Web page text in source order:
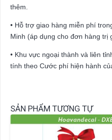
thêm.
• Hỗ trợ giao hàng miễn phí
Minh (áp dụng cho đơn hàng trị
• Khu vực ngoại thành và liên
tính theo Cước phí hiện hành
SẢN PHẨM TƯƠNG TỰ